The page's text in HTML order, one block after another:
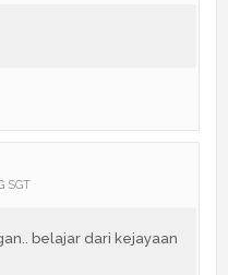
SGT
belajar dari kejayaan